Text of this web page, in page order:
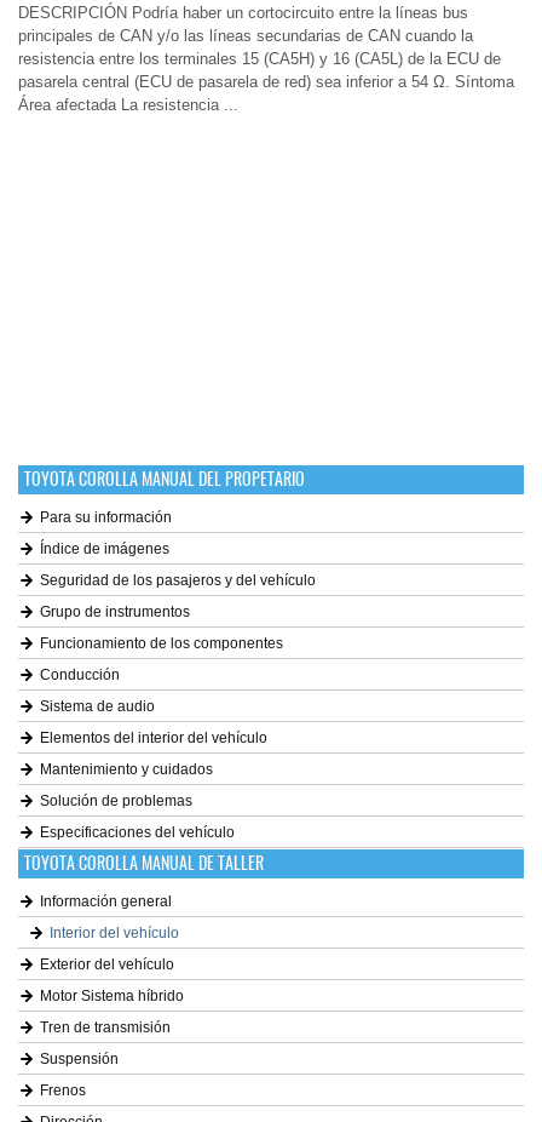
DESCRIPCIÓN Podría haber un cortocircuito entre la líneas bus
principales de CAN y/o las líneas secundarias de CAN cuando la
resistencia entre los terminales 15 (CA5H) y 16 (CA5L) de la ECU de
pasarela central (ECU de pasarela de red) sea inferior a 54 Ω. Síntoma
Área afectada La resistencia ...
TOYOTA COROLLA MANUAL DEL PROPETARIO
Para su información
Índice de imágenes
Seguridad de los pasajeros y del vehículo
Grupo de instrumentos
Funcionamiento de los componentes
Conducción
Sistema de audio
Elementos del interior del vehículo
Mantenimiento y cuidados
Solución de problemas
Especificaciones del vehículo
TOYOTA COROLLA MANUAL DE TALLER
Información general
Interior del vehículo
Exterior del vehículo
Motor Sistema híbrido
Tren de transmisión
Suspensión
Frenos